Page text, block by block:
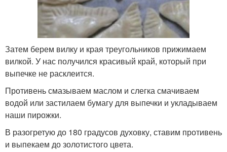
Затем берем вилку и края треугольников прижимаем
вилкой. У нас получился красивый край, который при
выпечке не расклеится.
Противень смазываем маслом и слегка смачиваем
водой или застилаем бумагу для выпечки и укладываем
наши пирожки.
В разогретую до 180 градусов духовку, ставим противень
и выпекаем до золотистого цвета.